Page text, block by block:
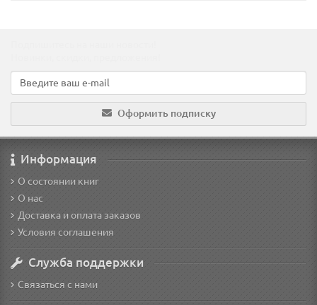
Оформить подписку
Информация
О состоянии книг
О нас
Доставка и оплата заказов
Условия соглашения
Служба поддержки
Связаться с нами